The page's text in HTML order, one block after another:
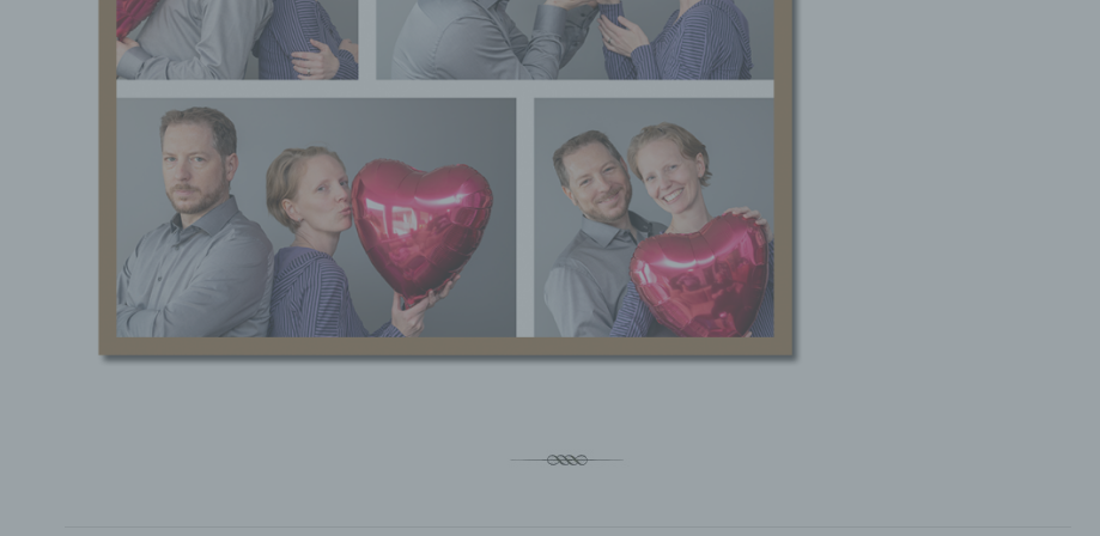
b) betroffene Person
Betroffene Person ist jede identifizierte oder identifizierbare natürliche
Person, deren personenbezogene Daten von dem für die Verarbeitung
Verantwortlichen verarbeitet werden.
c) Verarbeitung
Verarbeitung ist jeder mit oder ohne Hilfe automatisierter Verfahren
ausgeführte Vorgang oder jede solche Vorgangsreihe im Zusammenhang
mit personenbezogenen Daten wie das Erheben, das Erfassen, die
Organisation, das Ordnen, die Speicherung, die Anpassung oder
Veränderung, das Auslesen, das Abfragen, die Verwendung, die